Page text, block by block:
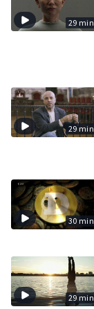
29 min
29 min
30 min
29 min